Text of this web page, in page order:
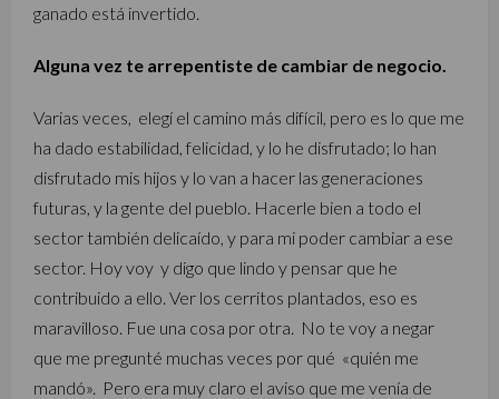
ganado está invertido.
Alguna vez te arrepentiste de cambiar de negocio.
Varias veces, elegí el camino más difícil, pero es lo que me
ha dado estabilidad, felicidad, y lo he disfrutado; lo han
disfrutado mis hijos y lo van a hacer las generaciones
futuras, y la gente del pueblo. Hacerle bien a todo el
sector también delicaído, y para mi poder cambiar a ese
sector. Hoy voy y digo que lindo y pensar que he
contribuido a ello. Ver los cerritos plantados, eso es
maravilloso. Fue una cosa por otra. No te voy a negar
que me pregunté muchas veces por qué «quién me
mandó». Pero era muy claro el aviso que me venía de